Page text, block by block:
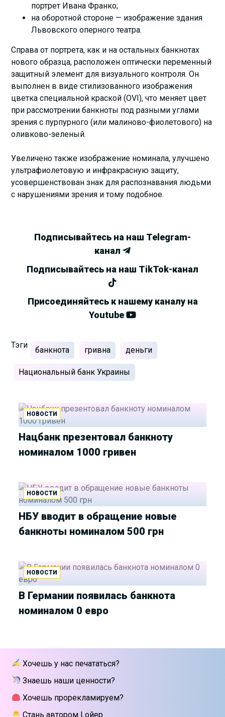
портрет Ивана Франко;
на оборотной стороне — изображение здания
Львовского оперного театра.
Справа от портрета, как и на остальных банкнотах
нового образца, расположен оптически переменный
защитный элемент для визуального контроля. Он
выполнен в виде стилизованного изображения
цветка специальной краской (OVI), что меняет цвет
при рассмотрении банкноты под разными углами
зрения с пурпурного (или малиново-фиолетового) на
оливково-зеленый.
Увеличено также изображение номинала, улучшено
ультрафиолетовую и инфракрасную защиту,
усовершенствован знак для распознавания людьми
с нарушениями зрения и тому подобное.
Подписывайтесь на наш Telegram-
канал
Подписывайтесь на наш TikTok-канал
Присоединяйтесь к нашему каналу на
Youtube
Тэги
банкнота гривна деньги
Национальный банк Украины
НОВОСТИ
Нацбанк презентовал банкноту
номиналом 1000 гривен
НОВОСТИ
НБУ вводит в обращение новые
банкноты номиналом 500 грн
НОВОСТИ
В Германии появилась банкнота
номиналом 0 евро
Хочешь у нас печататься?
Знаешь наши ценности?
Хочешь прорекламируем?
Стань автором Lойер